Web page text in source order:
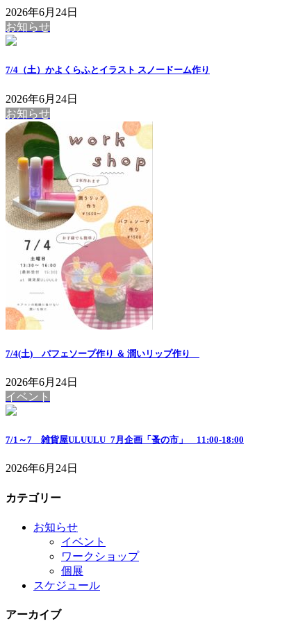
2026年6月24日
お知らせ
7/4（土）かよくらふとイラスト スノードーム作り
2026年6月24日
お知らせ
7/4(土) パフェソープ作り ＆ 潤いリップ作り
2026年6月24日
イベント
7/1～7 雑貨屋ULUULU_7月企画「蚤の市」 11:00-18:00
2026年6月24日
カテゴリー
お知らせ
イベント
ワークショップ
個展
スケジュール
アーカイブ